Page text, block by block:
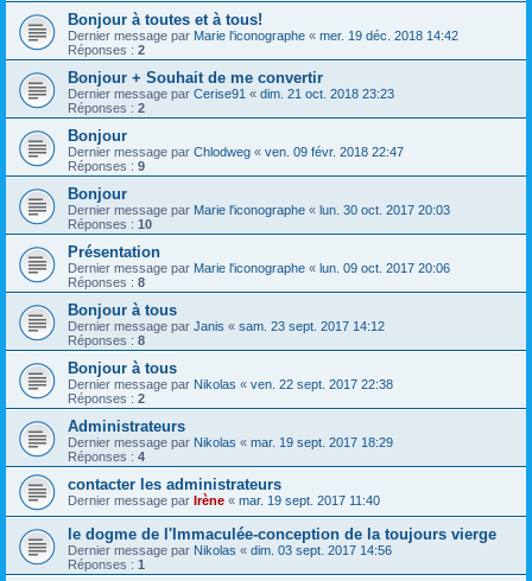
Bonjour à toutes et à tous!
Dernier message par Marie l'iconographe « mer. 19 déc. 2018 14:42
Réponses : 2
Bonjour + Souhait de me convertir
Dernier message par Cerise91 « dim. 21 oct. 2018 23:23
Réponses : 2
Bonjour
Dernier message par Chlodweg « ven. 09 févr. 2018 22:47
Réponses : 9
Bonjour
Dernier message par Marie l'iconographe « lun. 30 oct. 2017 20:03
Réponses : 10
Présentation
Dernier message par Marie l'iconographe « lun. 09 oct. 2017 20:06
Réponses : 8
Bonjour à tous
Dernier message par Janis « sam. 23 sept. 2017 14:12
Réponses : 8
Bonjour à tous
Dernier message par Nikolas « ven. 22 sept. 2017 22:38
Réponses : 2
Administrateurs
Dernier message par Nikolas « mar. 19 sept. 2017 18:29
Réponses : 4
contacter les administrateurs
Dernier message par Irène « mar. 19 sept. 2017 11:40
le dogme de l'Immaculée-conception de la toujours vierge
Dernier message par Nikolas « dim. 03 sept. 2017 14:56
Réponses : 1